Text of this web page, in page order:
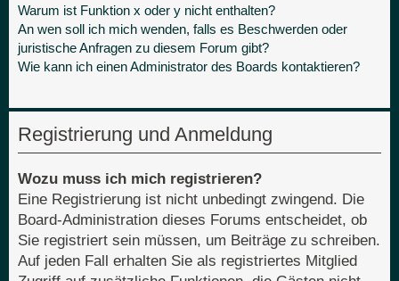
Warum ist Funktion x oder y nicht enthalten?
An wen soll ich mich wenden, falls es Beschwerden oder
juristische Anfragen zu diesem Forum gibt?
Wie kann ich einen Administrator des Boards kontaktieren?
Registrierung und Anmeldung
Wozu muss ich mich registrieren?
Eine Registrierung ist nicht unbedingt zwingend. Die
Board-Administration dieses Forums entscheidet, ob
Sie registriert sein müssen, um Beiträge zu schreiben.
Auf jeden Fall erhalten Sie als registriertes Mitglied